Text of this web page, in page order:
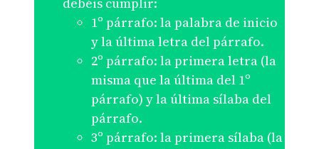
1º párrafo: la palabra de inicio
y la última letra del párrafo.
2º párrafo: la primera letra (la
misma que la última del 1º
párrafo) y la última sílaba del
párrafo.
3º párrafo: la primera sílaba (la